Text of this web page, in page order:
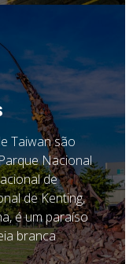
Taiwan são
Nacional
de
de Kenting,
é um paraíso
branca